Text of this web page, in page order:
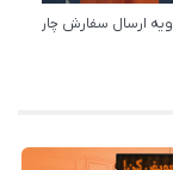
ارسال سفارش چارسو